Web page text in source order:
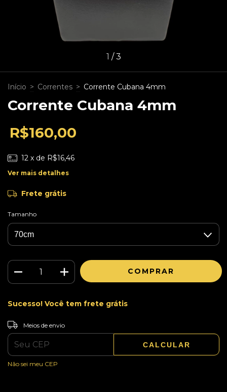
1 /3
Início > Correntes > Corrente Cubana 4mm
Corrente Cubana 4mm
R$160,00
12 x de R$16,46
Ver mais detalhes
Frete grátis
Tamanho
Sucesso! Você tem frete grátis
Entregas para o CEP:
Meios de envio
CALCULAR
Não sei meu CEP